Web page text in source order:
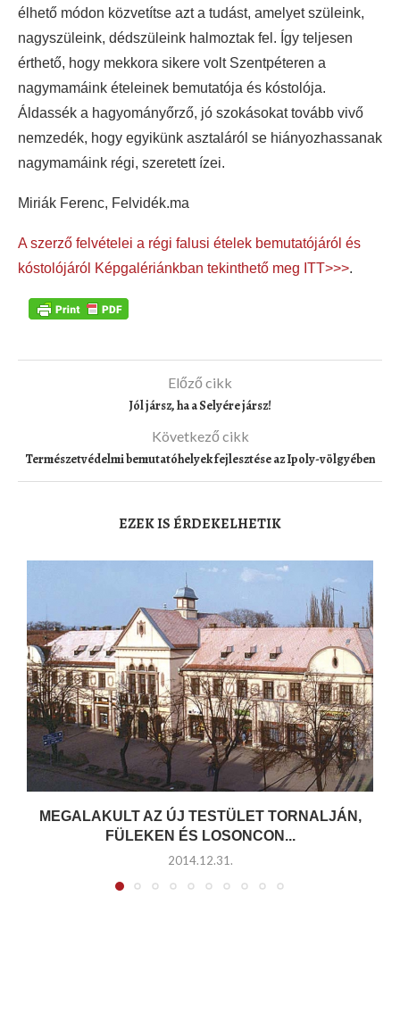
élhető módon közvetítse azt a tudást, amelyet szüleink,
nagyszüleink, dédszüleink halmoztak fel. Így teljesen
érthető, hogy mekkora sikere volt Szentpéteren a
nagymamáink ételeinek bemutatója és kóstolója.
Áldassék a hagyományőrző, jó szokásokat tovább vivő
nemzedék, hogy egyikünk asztaláról se hiányozhassanak
nagymamáink régi, szeretett ízei.
Miriák Ferenc, Felvidék.ma
A szerző felvételei a régi falusi ételek bemutatójáról és
kóstolójáról Képgalériánkban tekinthető meg ITT>>>.
Előző cikk
Jól jársz, ha a Selyére jársz!
Következő cikk
Természetvédelmi bemutatóhelyek fejlesztése az Ipoly-völgyében
EZEK IS ÉRDEKELHETIK
MEGALAKULT AZ ÚJ TESTÜLET TORNALJÁN,
FÜLEKEN ÉS LOSONCON...
2014.12.31.